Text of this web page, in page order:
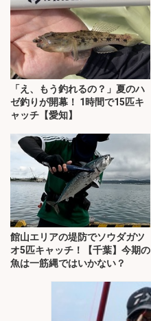
「え、もう釣れるの？」夏のハ
ゼ釣りが開幕！ 1時間で15匹キ
ャッチ【愛知】
館山エリアの堤防でソウダガツ
オ5匹キャッチ！【千葉】今期の
魚は一筋縄ではいかない？